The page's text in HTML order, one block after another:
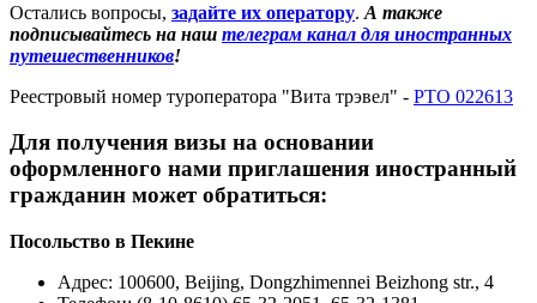
Остались вопросы, задайте их оператору. А также
подписывайтесь на наш телеграм канал для иностранных
путешественников!
Реестровый номер туроператора "Вита трэвел" - РТО 022613
Для получения визы на основании
оформленного нами приглашения иностранный
гражданин может обратиться:
Посольство в Пекине
Адрес: 100600, Beijing, Dongzhimennei Beizhong str., 4